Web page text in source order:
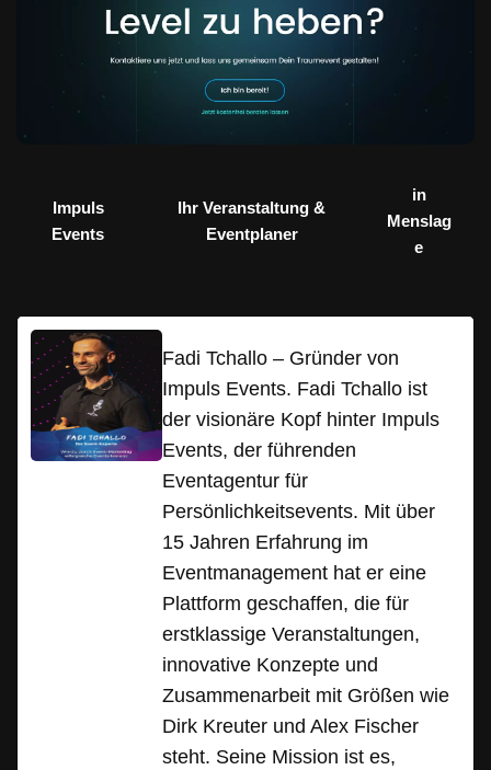
Impuls
Events
Ihr Veranstaltung &
Eventplaner
in
Menslag
e
Fadi Tchallo – Gründer von
Impuls Events. Fadi Tchallo ist
der visionäre Kopf hinter Impuls
Events, der führenden
Eventagentur für
Persönlichkeitsevents. Mit über
15 Jahren Erfahrung im
Eventmanagement hat er eine
Plattform geschaffen, die für
erstklassige Veranstaltungen,
innovative Konzepte und
Zusammenarbeit mit Größen wie
Dirk Kreuter und Alex Fischer
steht. Seine Mission ist es,